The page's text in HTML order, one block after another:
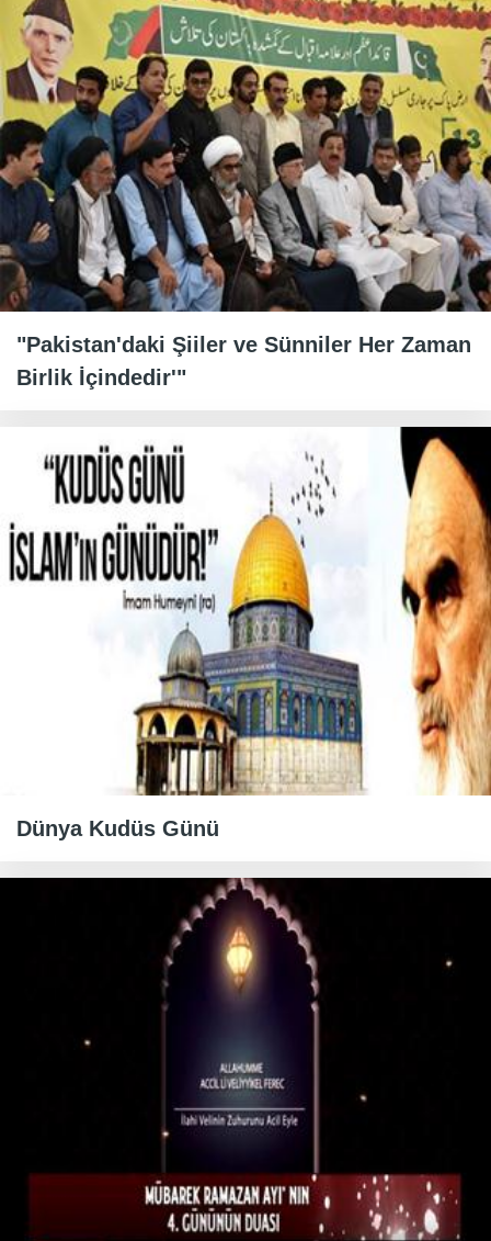
"Pakistan'daki Şiiler ve Sünniler Her Zaman
Birlik İçindedir'"
Dünya Kudüs Günü